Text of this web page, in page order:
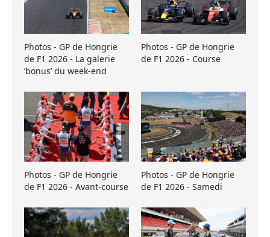
Photos - GP de Hongrie
de F1 2026 - La galerie
’bonus’ du week-end
Photos - GP de Hongrie
de F1 2026 - Course
Photos - GP de Hongrie
de F1 2026 - Avant-course
Photos - GP de Hongrie
de F1 2026 - Samedi